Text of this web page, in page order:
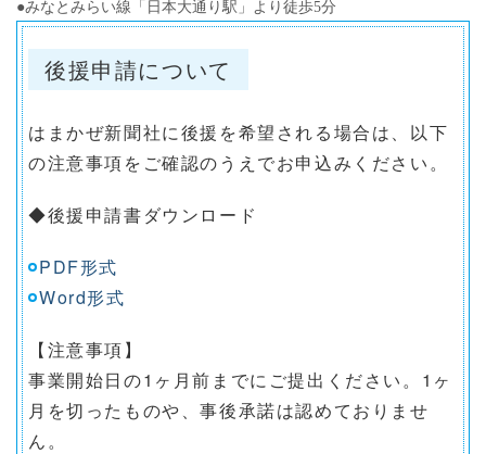
●みなとみらい線「日本大通り駅」より徒歩5分
後援申請について
はまかぜ新聞社に後援を希望される場合は、以下
の注意事項をご確認のうえでお申込みください。
◆後援申請書ダウンロード
PDF形式
Word形式
【注意事項】
事業開始日の1ヶ月前までにご提出ください。1ヶ
月を切ったものや、事後承諾は認めておりませ
ん。